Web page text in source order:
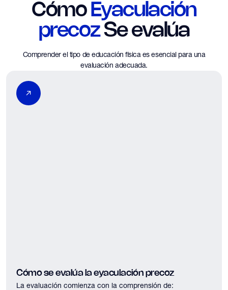
Cómo Eyaculación
precozSe evalúa
Comprender el tipo de educación física es esencial para una
evaluación adecuada.
Cómo se evalúa la eyaculación precoz
La evaluación comienza con la comprensión de: